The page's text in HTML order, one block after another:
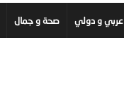
عربي و دولي صحة و جمال